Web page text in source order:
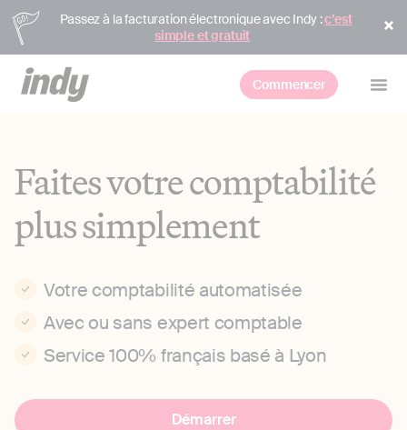
Passez à la facturation électronique avec Indy :c’est
simple et gratuit
Commencer
Faites votre comptabilité
plus simplement
Votre comptabilité automatisée
Avec ou sans expert comptable
Service 100% français basé à Lyon
Démarrer